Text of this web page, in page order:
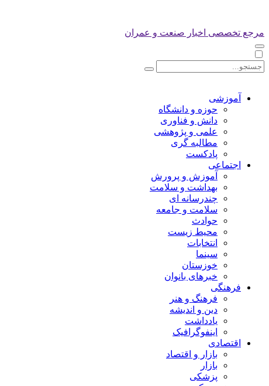
مرجع تخصصی اخبار صنعت و عمران
آموزشی
حوزه و دانشگاه
دانش و فناوری
علمی و پژوهشی
مطالبه گری
پادکست
اجتماعی
آموزش و پرورش
بهداشت و سلامت
چندرسانه ای
سلامت و جامعه
حوادث
محیط زیست
انتخابات
سینما
خوزستان
خبرهای بانوان
فرهنگی
فرهنگ و هنر
دین و اندیشه
یادداشت
اینفوگرافیک
اقتصادی
بازار و اقتصاد
بازار
پزشکی